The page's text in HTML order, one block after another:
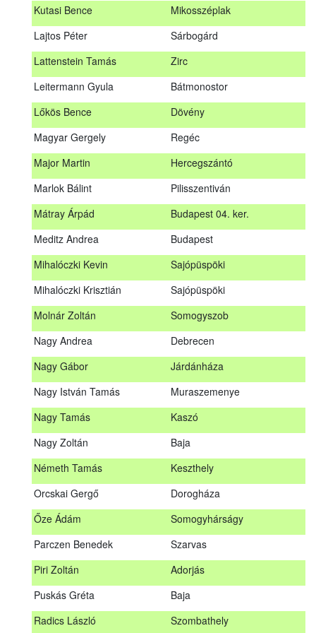
Kutasi Bence
Mikosszéplak
Lajtos Péter
Sárbogárd
Lattenstein Tamás
Zirc
Leitermann Gyula
Bátmonostor
Lőkös Bence
Dövény
Magyar Gergely
Regéc
Major Martin
Hercegszántó
Marlok Bálint
Pilisszentiván
Mátray Árpád
Budapest 04. ker.
Meditz Andrea
Budapest
Mihalóczki Kevin
Sajópüspöki
Mihalóczki Krisztián
Sajópüspöki
Molnár Zoltán
Somogyszob
Nagy Andrea
Debrecen
Nagy Gábor
Járdánháza
Nagy István Tamás
Muraszemenye
Nagy Tamás
Kaszó
Nagy Zoltán
Baja
Németh Tamás
Keszthely
Orcskai Gergő
Dorogháza
Őze Ádám
Somogyhárságy
Parczen Benedek
Szarvas
Piri Zoltán
Adorjás
Puskás Gréta
Baja
Radics László
Szombathely
A továbbképzés vizsgával zárul!
Jelentkezés, lemondás
Jelentkezni a továbbképzésre kizárólag a Nébih honlapján
elhelyezett űrlapon lehet. A jelentkezés elfogadásáról
Kovács Dániel
Sárbogárd
Lattenstein Tamás
Zirc
Leitermann Gyula
Bátmonostor
Magyar Gergely
Regéc
Hercegszántó
Pilisszentiván
Budapest 04. ker.
Budapest
Mihalóczki Kevin
Mihalóczki Krisztián
Molnár Zoltán
Somogyszob
Nagy Andrea
Nagy Gábor
Járdánháza
Muraszemenye
Nagy Tamás
Kaszó
Keszthely
Dorogháza